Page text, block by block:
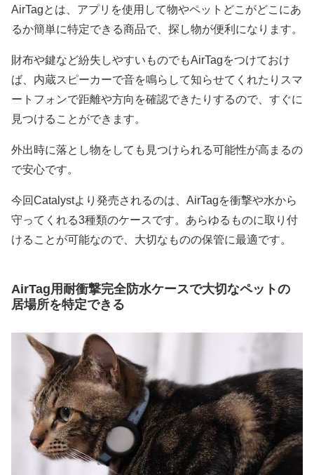
AirTagとは、アプリを使用して物やペットどこがどこにあ
るか簡単に特定できる商品で、探し物が便利になります。
財布や鍵など紛失しやすいものでもAirTagをつけておけ
ば、内蔵スピーカーで音を鳴らして知らせてくれたりスマ
ートフォンで距離や方向を確認できたりするので、すぐに
見つけることができます。
外出時に落とし物をしても見つけられる可能性が高まるの
で安心です。
今回Catalystより発売されるのは、AirTagを衝撃や水から
守ってくれる3種類のケースです。あらゆるものに取り付
けることが可能なので、大切なものの保管に最適です。
AirTag用耐衝撃完全防水ケースで大切なペットの
居場所を特定できる